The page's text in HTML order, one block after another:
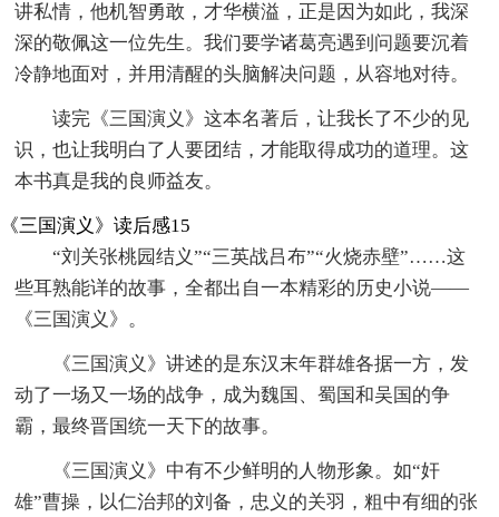
讲私情，他机智勇敢，才华横溢，正是因为如此，我深
深的敬佩这一位先生。我们要学诸葛亮遇到问题要沉着
冷静地面对，并用清醒的头脑解决问题，从容地对待。
读完《三国演义》这本名著后，让我长了不少的见
识，也让我明白了人要团结，才能取得成功的道理。这
本书真是我的良师益友。
《三国演义》读后感15
“刘关张桃园结义”“三英战吕布”“火烧赤壁”……这
些耳熟能详的故事，全都出自一本精彩的历史小说——
《三国演义》。
《三国演义》讲述的是东汉末年群雄各据一方，发
动了一场又一场的战争，成为魏国、蜀国和吴国的争
霸，最终晋国统一天下的故事。
《三国演义》中有不少鲜明的人物形象。如“奸
雄”曹操，以仁治邦的刘备，忠义的关羽，粗中有细的张